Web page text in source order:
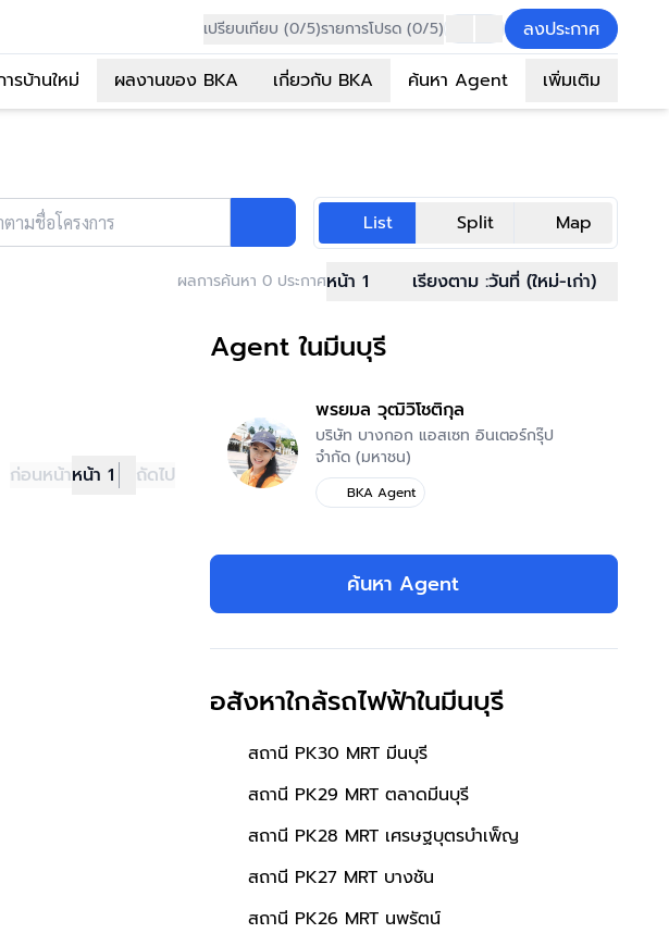
เปรียบเทียบ (0/5)รายการโปรด (0/5)
ลงประกาศ
ารบ้านใหม่ ผลงานของ BKA เกี่ยวกับ BKA ค้นหา Agent เพิ่มเติม
ามชื่อโครงการ List Split Map
ผลการค้นหา 0 ประกาศหน้า 1 เรียงตาม :วันที่ (ใหม่-เก่า)
ก่อนหน้าหน้า 1 ถัดไป
Agent ในมีนบุรี
พรยมล วุฒิวิโชติกุล
บริษัท บางกอก แอสเซท อินเตอร์กรุ๊ป
จำกัด (มหาชน)
BKA Agent
ค้นหา Agent
อสังหาใกล้รถไฟฟ้าในมีนบุรี
สถานี PK30 MRT มีนบุรี
สถานี PK29 MRT ตลาดมีนบุรี
สถานี PK28 MRT เศรษฐบุตรบําเพ็ญ
สถานี PK27 MRT บางชัน
สถานี PK26 MRT นพรัตน์